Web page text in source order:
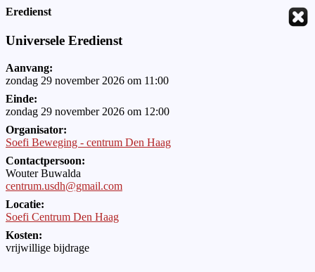
Eredienst
Universele Eredienst
Aanvang:
zondag 29 november 2026 om 11:00
Einde:
zondag 29 november 2026 om 12:00
Organisator:
Soefi Beweging - centrum Den Haag
Contactpersoon:
Wouter Buwalda
centrum.usdh@gmail.com
Locatie:
Soefi Centrum Den Haag
Kosten:
vrijwillige bijdrage